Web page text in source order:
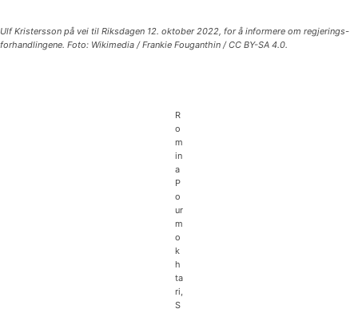
Ulf Kristersson på vei til Riksdagen 12. oktober 2022, for å informere om regjerings-
forhandlingene. Foto: Wikimedia / Frankie Fouganthin / CC BY-SA 4.0.
R
o
m
in
a
P
o
ur
m
o
k
h
ta
ri,
S